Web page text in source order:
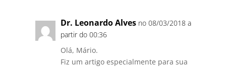
Dr. Leonardo Alves no 08/03/2018 a
partir do 00:36
Olá, Mário.
Fiz um artigo especialmente para sua